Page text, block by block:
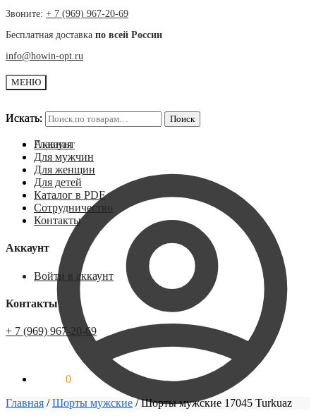
Звоните: + 7 (969) 967-20-69
Бесплатная доставка по всей России
info@howin-opt.ru
МЕНЮ
Искать: Поиск
Аккаунт
Искать: Поиск
Главная
Для мужчин
Для женщин
Для детей
Каталог в PDF
Сотрудничество
Контакты
Аккаунт
Войти в аккаунт
Контакты
+ 7 (969) 967-20-69
0
Главная /Шорты мужские /Шорты мужские 17045 Turkuaz